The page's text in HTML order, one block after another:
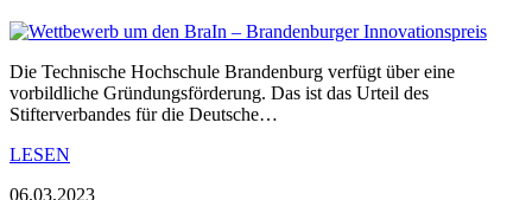
Die Technische Hochschule Brandenburg verfügt über eine
vorbildliche Gründungsförderung. Das ist das Urteil des
Stifterverbandes für die Deutsche…
LESEN
06.03.2023